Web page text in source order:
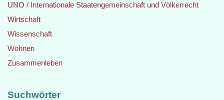
UNO / Internationale Staatengemeinschaft und Völkerrecht
Wirtschaft
Wissenschaft
Wohnen
Zusammenleben
Suchwörter